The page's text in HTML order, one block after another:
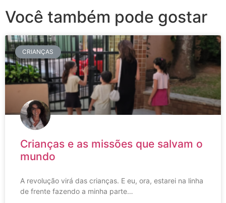
Você também pode gostar
CRIANÇAS
Crianças e as missões que salvam o
mundo
A revolução virá das crianças. E eu, ora, estarei na linha
de frente fazendo a minha parte…